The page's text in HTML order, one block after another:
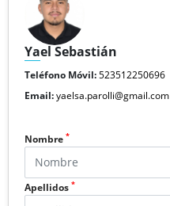
Yael Sebastián
Teléfono Móvil:523512250696
Email:yaelsa.parolli@gmail.com
Nombre *
Apellidos *